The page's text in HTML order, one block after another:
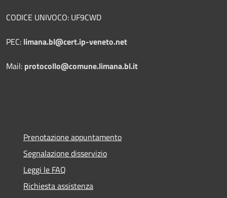
CODICE UNIVOCO: UF9CWD
PEC: limana.bl@cert.ip-veneto.net
Mail: protocollo@comune.limana.bl.it
Prenotazione appuntamento
Segnalazione disservizio
Leggi le FAQ
Richiesta assistenza